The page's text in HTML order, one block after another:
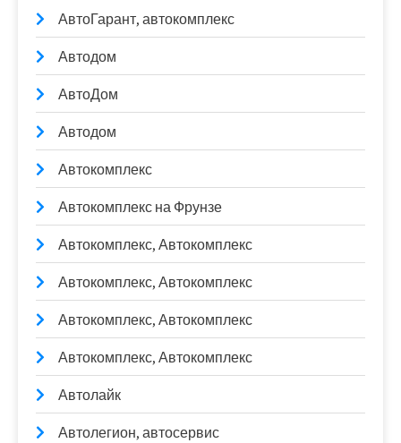
АвтоГарант, автокомплекс
Автодом
АвтоДом
Автодом
Автокомплекс
Автокомплекс на Фрунзе
Автокомплекс, Автокомплекс
Автокомплекс, Автокомплекс
Автокомплекс, Автокомплекс
Автокомплекс, Автокомплекс
Автолайк
Автолегион, автосервис